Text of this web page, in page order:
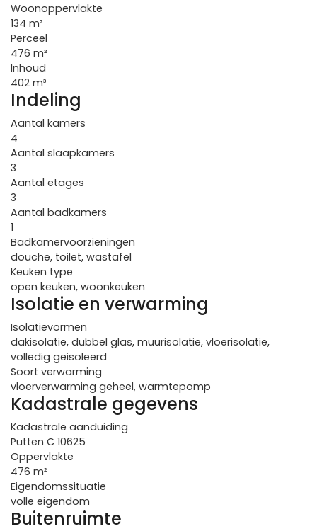
Woonoppervlakte
134 m²
Perceel
476 m²
Inhoud
402 m³
Indeling
Aantal kamers
4
Aantal slaapkamers
3
Aantal etages
3
Aantal badkamers
1
Badkamervoorzieningen
douche, toilet, wastafel
Keuken type
open keuken, woonkeuken
Isolatie en verwarming
Isolatievormen
dakisolatie, dubbel glas, muurisolatie, vloerisolatie,
volledig geisoleerd
Soort verwarming
vloerverwarming geheel, warmtepomp
Kadastrale gegevens
Kadastrale aanduiding
Putten C 10625
Oppervlakte
476 m²
Eigendomssituatie
volle eigendom
Buitenruimte